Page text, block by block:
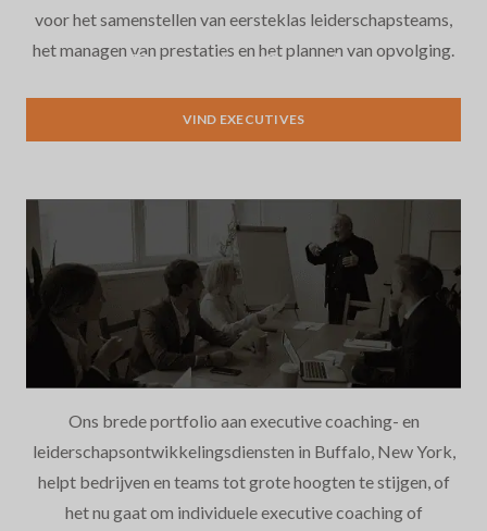
Executive Search
voor het samenstellen van eersteklas leiderschapsteams,
het managen van prestaties en het plannen van opvolging.
VIND EXECUTIVES
Ons brede portfolio aan executive coaching- en
leiderschapsontwikkelingsdiensten in Buffalo, New York,
helpt bedrijven en teams tot grote hoogten te stijgen, of
het nu gaat om individuele executive coaching of